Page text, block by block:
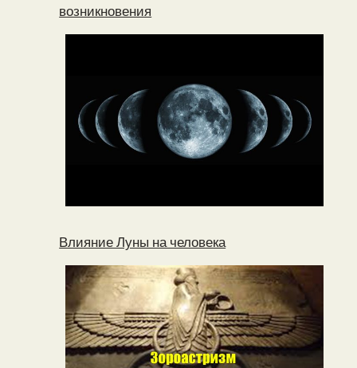
возникновения
Влияние Луны на человека